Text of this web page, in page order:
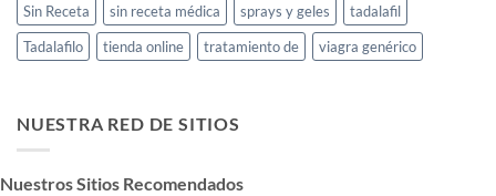
Sin Receta
sin receta médica sprays y geles
tadalafil
Tadalafilo
tienda online tratamiento de viagra genérico
NUESTRA RED DE SITIOS
Nuestros Sitios Recomendados